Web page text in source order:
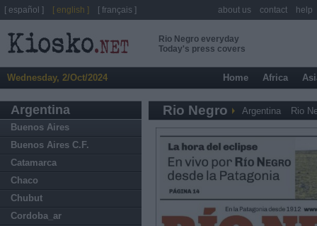
Rio Negro everyday
Today's press covers
Wednesday, 2/Oct/2024 Home Africa
Argentina
Buenos Aires
Buenos Aires C.F.
Catamarca
Chaco
Chubut
Cordoba_ar
Rio Negro Argentina Rio
[ español ] [ english ] [ français ] about us contact help